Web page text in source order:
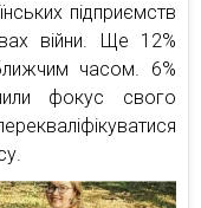
підприємств
війни. Ще 12%
часом. 6%
фокус свого